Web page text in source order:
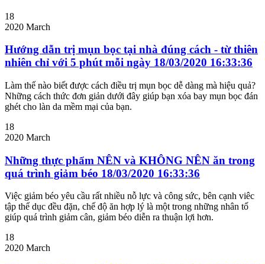
18
2020 March
Hướng dẫn trị mụn bọc tại nhà đúng cách - từ thiên
nhiên chỉ với 5 phút mỗi ngày 18/03/2020 16:33:36
Làm thế nào biết được cách điều trị mụn bọc dễ dàng mà hiệu quả?
Những cách thức đơn giản dưới đây giúp bạn xóa bay mụn bọc đán
ghét cho làn da mềm mại của bạn.
18
2020 March
Những thực phẩm NÊN và KHÔNG NÊN ăn trong
quá trình giảm béo 18/03/2020 16:33:36
Việc giảm béo yêu cầu rất nhiều nỗ lực và công sức, bên cạnh viêc
tập thể dục đều đặn, chế độ ăn hợp lý là một trong những nhân tố
giúp quá trình giảm cân, giảm béo diễn ra thuận lợi hơn.
18
2020 March